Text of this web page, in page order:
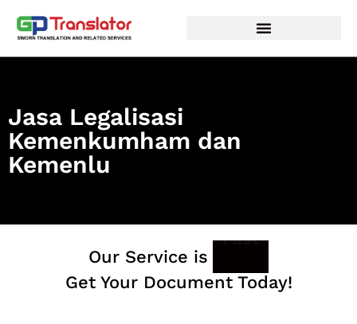
Jasa Legalisasi
Kemenkumham dan
Kemenlu
Our Service is
Get Your Document Today!